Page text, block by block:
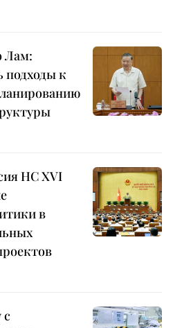
Лам:
подходы к
НС XVI
в
с